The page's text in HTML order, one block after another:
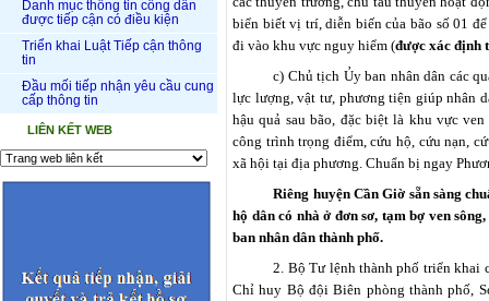
Danh mục thông tin công dân
được tiếp cận có điều kiện
Triển khai Luật Tiếp cận thông
tin
Đầu mối tiếp nhận yêu cầu cung
cấp thông tin
LIÊN KẾT WEB
biển biết vị trí, diễn biến của bão số 01
đi vào khu vực nguy hiểm (được xác định
c) Chủ tịch Ủy ban nhân dân các
lực lượng, vật tư, phương tiện giúp nhân
hậu quả sau bão, đặc biệt là khu vực
công trình trọng điểm, cứu hộ, cứu nạn,
xã hội tại địa phương. Chuẩn bị ngay
Riêng huyện Cần Giờ sẵn sàng
hộ dân có nhà ở đơn sơ, tạm bợ ven
ban nhân dân thành phố.
2. Bộ Tư lệnh thành phố triển khai
Chỉ huy Bộ đội Biên phòng thành phố,